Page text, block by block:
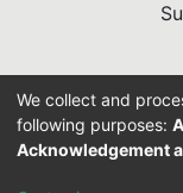
We collect and
following purposes:
Acknowledgement